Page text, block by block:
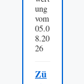
ung
vom
05.0
8.20
26
Zü